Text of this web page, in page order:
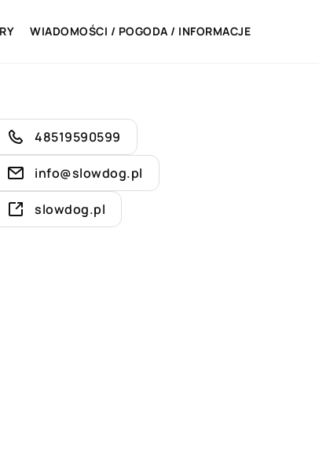
WIADOMOŚCI / POGODA / INFORMACJE
48519590599
info@slowdog.pl
slowdog.pl